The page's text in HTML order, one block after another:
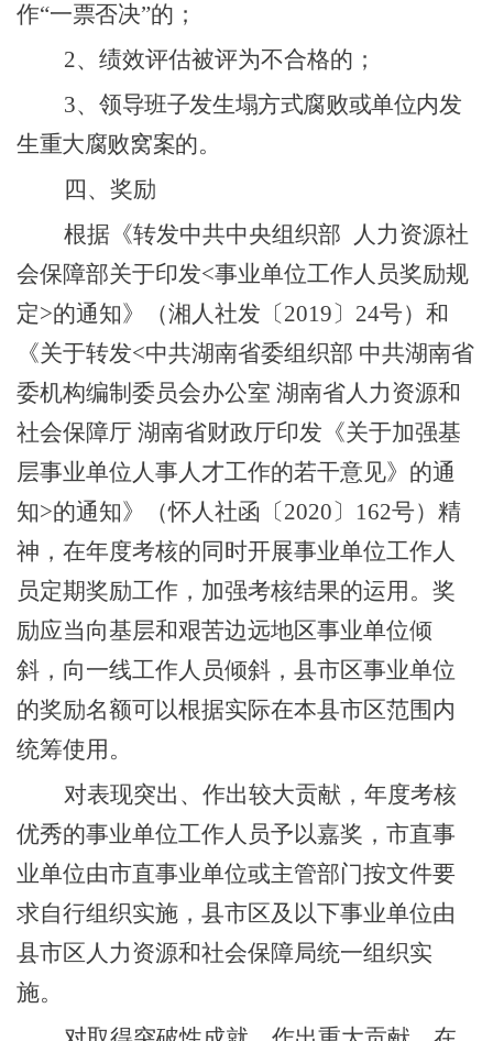
作“一票否决”的；
2、绩效评估被评为不合格的；
3、领导班子发生塌方式腐败或单位内发
生重大腐败窝案的。
四、奖励
根据《转发中共中央组织部
人力资源社
会保障部关于印发<事业单位工作人员奖励规
定>的通知》（湘人社发 〔2019〕 24号）和
《关于转发<中共湖南省委组织部 中共湖南省
委机构编制委员会办公室 湖南省人力资源和
社会保障厅 湖南省财政厅印发《关于加强基
层事业单位人事人才工作的若干意见》的通
知>的通知》（怀人社函 〔2020〕 162号）精
神，在年度考核的同时开展事业单位工作人
员定期奖励工作，加强考核结果的运用。奖
励应当向基层和艰苦边远地区事业单位倾
斜，向一线工作人员倾斜，县市区事业单位
的奖励名额可以根据实际在本县市区范围内
统筹使用。
对表现突出、作出较大贡献，年度考核
优秀的事业单位工作人员予以嘉奖，市直事
业单位由市直事业单位或主管部门按文件要
求自行组织实施，县市区及以下事业单位由
县市区人力资源和社会保障局统一组织实
施。